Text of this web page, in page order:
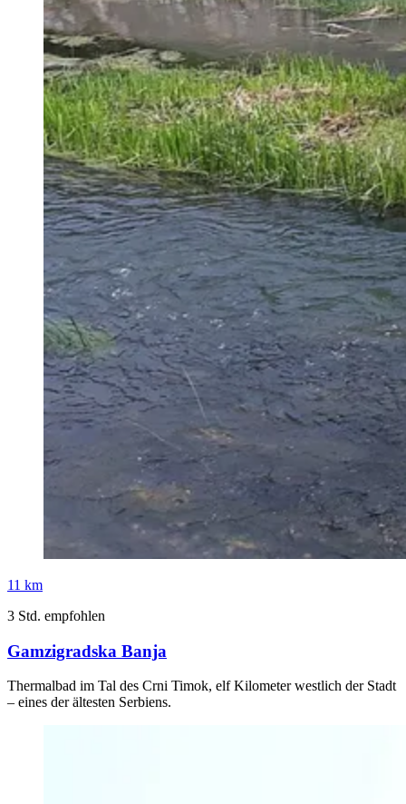
11 km
3 Std. empfohlen
Gamzigradska Banja
Thermalbad im Tal des Crni Timok, elf Kilometer westlich der Stadt
– eines der ältesten Serbiens.